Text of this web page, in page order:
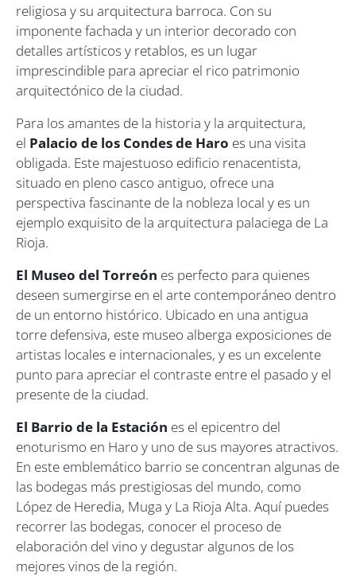
religiosa y su arquitectura barroca. Con su
imponente fachada y un interior decorado con
detalles artísticos y retablos, es un lugar
imprescindible para apreciar el rico patrimonio
arquitectónico de la ciudad.
Para los amantes de la historia y la arquitectura,
el Palacio de los Condes de Haro es una visita
obligada. Este majestuoso edificio renacentista,
situado en pleno casco antiguo, ofrece una
perspectiva fascinante de la nobleza local y es un
ejemplo exquisito de la arquitectura palaciega de La
Rioja.
El Museo del Torreón es perfecto para quienes
deseen sumergirse en el arte contemporáneo dentro
de un entorno histórico. Ubicado en una antigua
torre defensiva, este museo alberga exposiciones de
artistas locales e internacionales, y es un excelente
punto para apreciar el contraste entre el pasado y el
presente de la ciudad.
El Barrio de la Estación es el epicentro del
enoturismo en Haro y uno de sus mayores atractivos.
En este emblemático barrio se concentran algunas de
las bodegas más prestigiosas del mundo, como
López de Heredia, Muga y La Rioja Alta. Aquí puedes
recorrer las bodegas, conocer el proceso de
elaboración del vino y degustar algunos de los
mejores vinos de la región.